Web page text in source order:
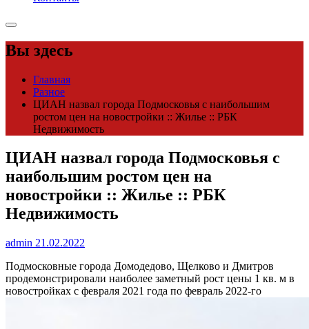
Вы здесь
Главная
Разное
ЦИАН назвал города Подмосковья с наибольшим
ростом цен на новостройки :: Жилье :: РБК
Недвижимость
ЦИАН назвал города Подмосковья с
наибольшим ростом цен на
новостройки :: Жилье :: РБК
Недвижимость
admin 21.02.2022
Подмосковные города Домодедово, Щелково и Дмитров
продемонстрировали наиболее заметный рост цены 1 кв. м в
новостройках с февраля 2021 года по февраль 2022-го